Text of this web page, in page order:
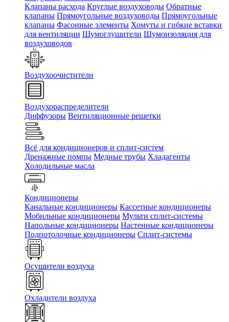
Клапаны расхода Круглые воздуховоды Обратные
клапаны Прямоугольные воздуховоды Прямоугольные
клапаны Фасонные элементы Хомуты и гибкие вставки
для вентиляции Шумоглушители Шумоизоляция для
воздуховодов
Воздухоочистители
Воздухораспределители
Диффузоры Вентиляционные решетки
Всё для кондиционеров и сплит-систем
Дренажные помпы Медные трубы Хладагенты
Холодильные масла
Кондиционеры
Канальные кондиционеры Кассетные кондиционеры
Мобильные кондиционеры Мульти сплит-системы
Напольные кондиционеры Настенные кондиционеры
Подпотолочные кондиционеры Сплит-системы
Осушители воздуха
Охладители воздуха